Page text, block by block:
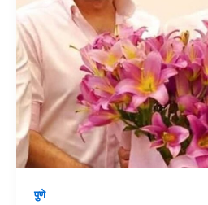
पुणे